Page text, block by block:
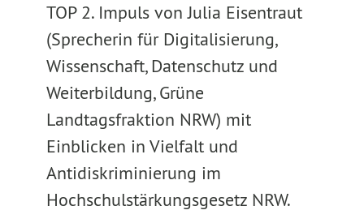
TOP 2. Impuls von Julia Eisentraut
(Sprecherin für Digitalisierung,
Wissenschaft, Datenschutz und
Weiterbildung, Grüne
Landtagsfraktion NRW) mit
Einblicken in Vielfalt und
Antidiskriminierung im
Hochschulstärkungsgesetz NRW.